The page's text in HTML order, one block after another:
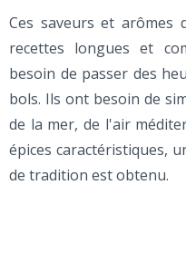
Ces saveurs et arômes
recettes longues et
besoin de passer des
bols. Ils ont besoin de
de la mer, de l'air
épices caractéristiques,
de tradition est obtenu.